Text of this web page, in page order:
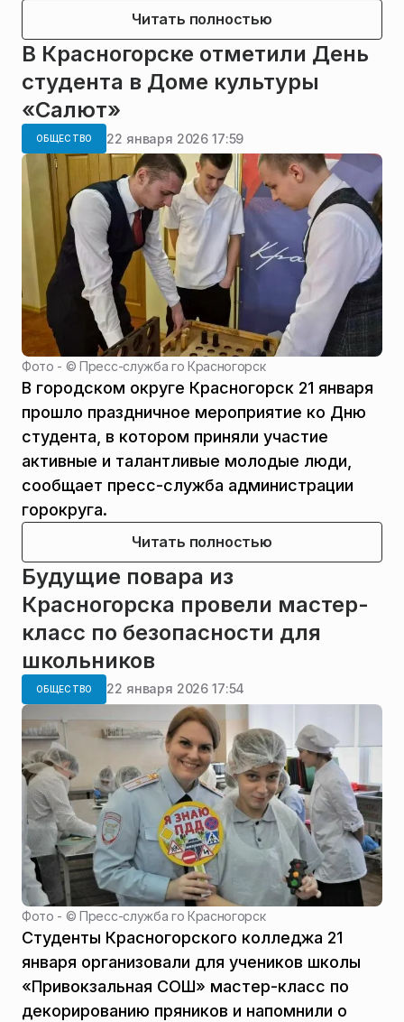
Читать полностью
В Красногорске отметили День
студента в Доме культуры
«Салют»
ОБЩЕСТВО 22 января 2026 17:59
Фото - ©Пресс-служба го Красногорск
В городском округе Красногорск 21 января
прошло праздничное мероприятие ко Дню
студента, в котором приняли участие
активные и талантливые молодые люди,
сообщает пресс-служба администрации
горокруга.
Читать полностью
Будущие повара из
Красногорска провели мастер-
класс по безопасности для
школьников
ОБЩЕСТВО 22 января 2026 17:54
Фото - ©Пресс-служба го Красногорск
Студенты Красногорского колледжа 21
января организовали для учеников школы
«Привокзальная СОШ» мастер-класс по
декорированию пряников и напомнили о